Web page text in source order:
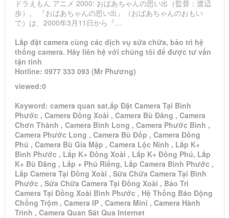
ドラえもん アニメ 2000: おばあちゃんの思い出（監督：渡辺
歩）。 『おばあちゃんの思い出』（おばあちゃんのおもい
で）は、2000年3月11日から『…
Lắp đặt camera cùng các dịch vụ sửa chữa, bảo trì hệ
thống camera. Hãy liên hệ với chúng tôi để được tư vấn
tận tình
Hotline: 0977 333 093 (Mr Phương)
viewed:0
Keyword: camera quan sat,ắp Đặt Camera Tại Bình
Phước , Camera Đồng Xoài , Camera Bù Đăng , Camera
Chơn Thành , Camera Bình Long , Camera Phước Bình ,
Camera Phước Long , Camera Bù Đốp , Camera Đồng
Phú , Camera Bù Gia Mập , Camera Lộc Ninh , Lắp K+
Bình Phước , Lắp K+ Đồng Xoài , Lắp K+ Đồng Phú, Lắp
K+ Bù Đăng , Lắp + Phú Riềng, Lắp Camera Bình Phước ,
Lắp Camera Tại Đồng Xoài , Sửa Chữa Camera Tại Bình
Phước , Sửa Chữa Camera Tại Đồng Xoài , Bảo Trì
Camera Tại Đồng Xoài Bình Phước , Hệ Thống Báo Động
Chống Trộm , Camera IP , Camera Mini , Camera Hành
Trình , Camera Quan Sát Qua Internet